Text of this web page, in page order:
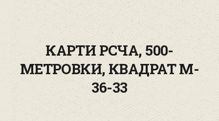
КАРТИ РСЧА, 500-
МЕТРОВКИ, КВАДРАТ M-
36-33